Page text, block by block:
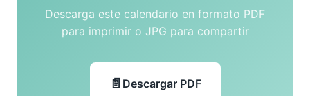
Descarga este calendario en formato PDF
para imprimir o JPG para compartir
Descargar PDF